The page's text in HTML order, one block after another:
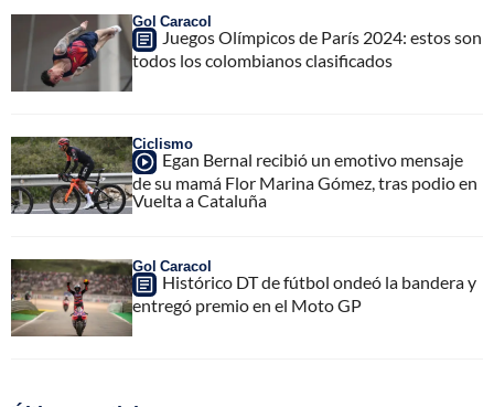
Gol Caracol
Juegos Olímpicos de París 2024: estos son
todos los colombianos clasificados
Ciclismo
Egan Bernal recibió un emotivo mensaje
de su mamá Flor Marina Gómez, tras podio en
Vuelta a Cataluña
Gol Caracol
Histórico DT de fútbol ondeó la bandera y
entregó premio en el Moto GP